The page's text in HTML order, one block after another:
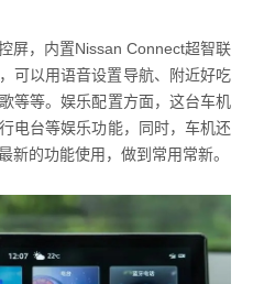
屏，内置Nissan Connect超智联
可以用语音设置导航、附近好吃
等等。娱乐配置方面，这台车机
电台等娱乐功能，同时，车机还
新的功能使用，做到常用常新。